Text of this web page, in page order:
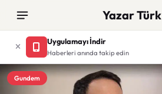
Yazar Türk
Uygulamayı İndir
Haberleri anında takip edin
Gundem